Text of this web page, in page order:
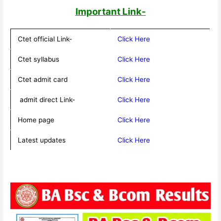
Important Link-
Ctet official Link- Click Here
Ctet syllabus Click Here
Ctet admit card Click Here
admit direct Link- Click Here
Home page Click Here
Latest updates Click Here